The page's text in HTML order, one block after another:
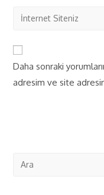
Daha sonraki
adresim ve site